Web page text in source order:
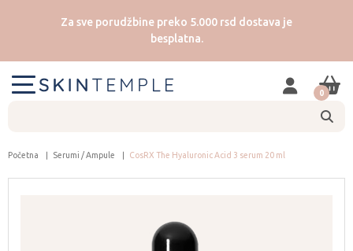
Za sve porudžbine preko 5.000 rsd dostava je
besplatna.
0
Početna Serumi / Ampule CosRX The Hyaluronic Acid 3 serum 20 ml